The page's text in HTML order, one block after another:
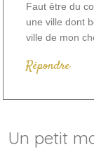
Faut être du
une ville dont
ville de mon
Répondre
Un petit